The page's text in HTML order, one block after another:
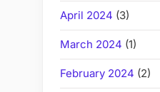
April 2024 (3)
March 2024 (1)
February 2024 (2)